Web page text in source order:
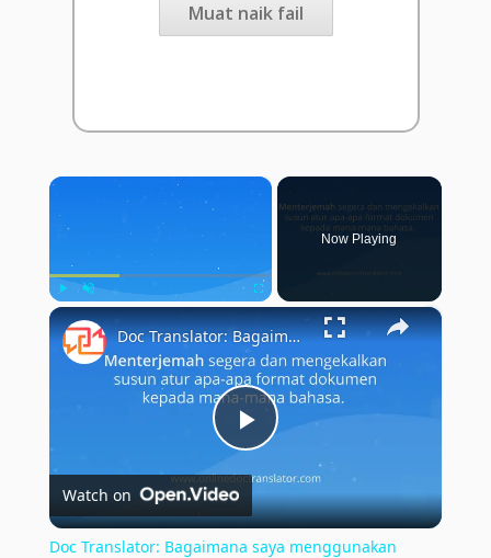
Muat naik fail
×
Play Unmute Fullscreen
Now Playing
×
Play
Video
Doc Translator: Bagaimana saya menggunakan penterjemah dokumen?
Watch on
Doc Translator: Bagaimana saya menggunakan